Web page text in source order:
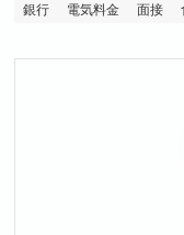
銀行 電気料金 面接